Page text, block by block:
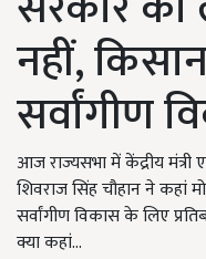
नहीं,
सर्वांगीण
आज राज्यसभा में केंद्रीय मंत्री
शिवराज सिंह चौहान ने कहां
सर्वांगीण विकास के लिए
क्या कहां...